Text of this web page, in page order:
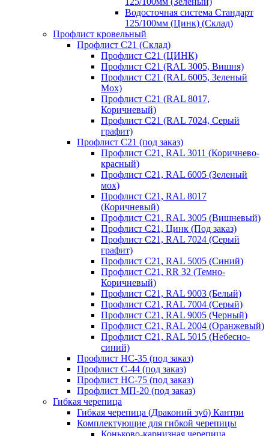
Водосточная система Стандарт
125/100мм (Цинк) (Склад)
Профлист кровельный
Профлист С21 (Склад)
Профлист С21 (ЦИНК)
Профлист С21 (RAL 3005, Вишня)
Профлист С21 (RAL 6005, Зеленый
Мох)
Профлист С21 (RAL 8017,
Коричневый)
Профлист С21 (RAL 7024, Серый
графит)
Профлист С21 (под заказ)
Профлист С21, RAL 3011 (Коричнево-
красный)
Профлист С21, RAL 6005 (Зеленый
мох)
Профлист С21, RAL 8017
(Коричневый)
Профлист С21, RAL 3005 (Вишневый)
Профлист С21, Цинк (Под заказ)
Профлист С21, RAL 7024 (Серый
графит)
Профлист С21, RAL 5005 (Синий)
Профлист С21, RR 32 (Темно-
Коричневый)
Профлист С21, RAL 9003 (Белый)
Профлист С21, RAL 7004 (Серый)
Профлист С21, RAL 9005 (Черный)
Профлист С21, RAL 2004 (Оранжевый)
Профлист С21, RAL 5015 (Небесно-
синий)
Профлист НС-35 (под заказ)
Профлист С-44 (под заказ)
Профлист НС-75 (под заказ)
Профлист МП-20 (под заказ)
Гибкая черепица
Гибкая черепица (Драконий зуб) Кантри
Комплектующие для гибкой черепицы
Коньково-карнизная черепица